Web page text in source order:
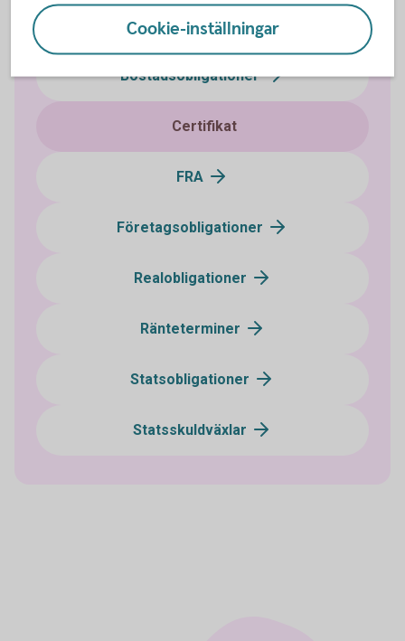
Ränteplaceringar
Bostadsobligationer
Certifikat
FRA
Företagsobligationer
Realobligationer
Ränteterminer
Statsobligationer
Statsskuldväxlar
Cookie-inställningar